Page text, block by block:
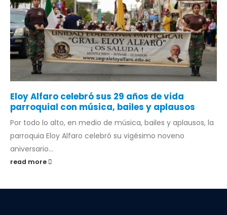
Eloy Alfaro celebró sus 29 años de vida
parroquial con música, bailes y aplausos
Por todo lo alto, en medio de música, bailes y aplausos, la
parroquia Eloy Alfaro celebró su vigésimo noveno
aniversario...
read more